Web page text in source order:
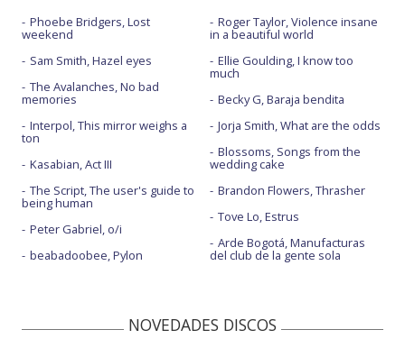
Phoebe Bridgers, Lost
weekend
Sam Smith, Hazel eyes
The Avalanches, No bad
memories
Interpol, This mirror weighs a
ton
Kasabian, Act III
The Script, The user's guide to
being human
Peter Gabriel, o/i
beabadoobee, Pylon
Roger Taylor, Violence insane
in a beautiful world
Ellie Goulding, I know too
much
Becky G, Baraja bendita
Jorja Smith, What are the odds
Blossoms, Songs from the
wedding cake
Brandon Flowers, Thrasher
Tove Lo, Estrus
Arde Bogotá, Manufacturas
del club de la gente sola
NOVEDADES DISCOS